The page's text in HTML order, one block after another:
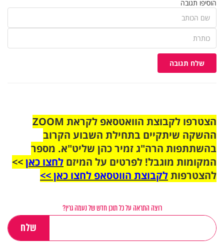
הוסיפו תגובה
שלח תגובה
הצטרפו לקבוצת הוואטסאפ לקראת ZOOM
ההשקה שיתקיים בתחילת השבוע הקרוב
בהשתתפות הרה"ג זמיר כהן שליט"א. מספר
המקומות מוגבל! לפרטים על המיזם לחצו כאן>>
להצטרפותלקבוצת הווטסאפ לחצו כאן >>
רוצה התראה על כל תוכן חדש של נעמה גרין?